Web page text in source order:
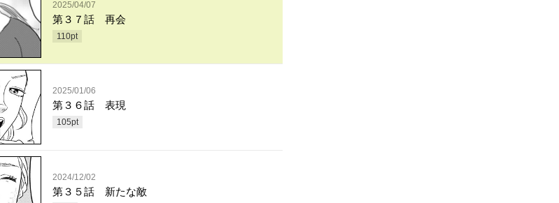
2025/04/07
第３７話 再会
110pt
2025/01/06
第３６話 表現
105pt
2024/12/02
第３５話 新たな敵